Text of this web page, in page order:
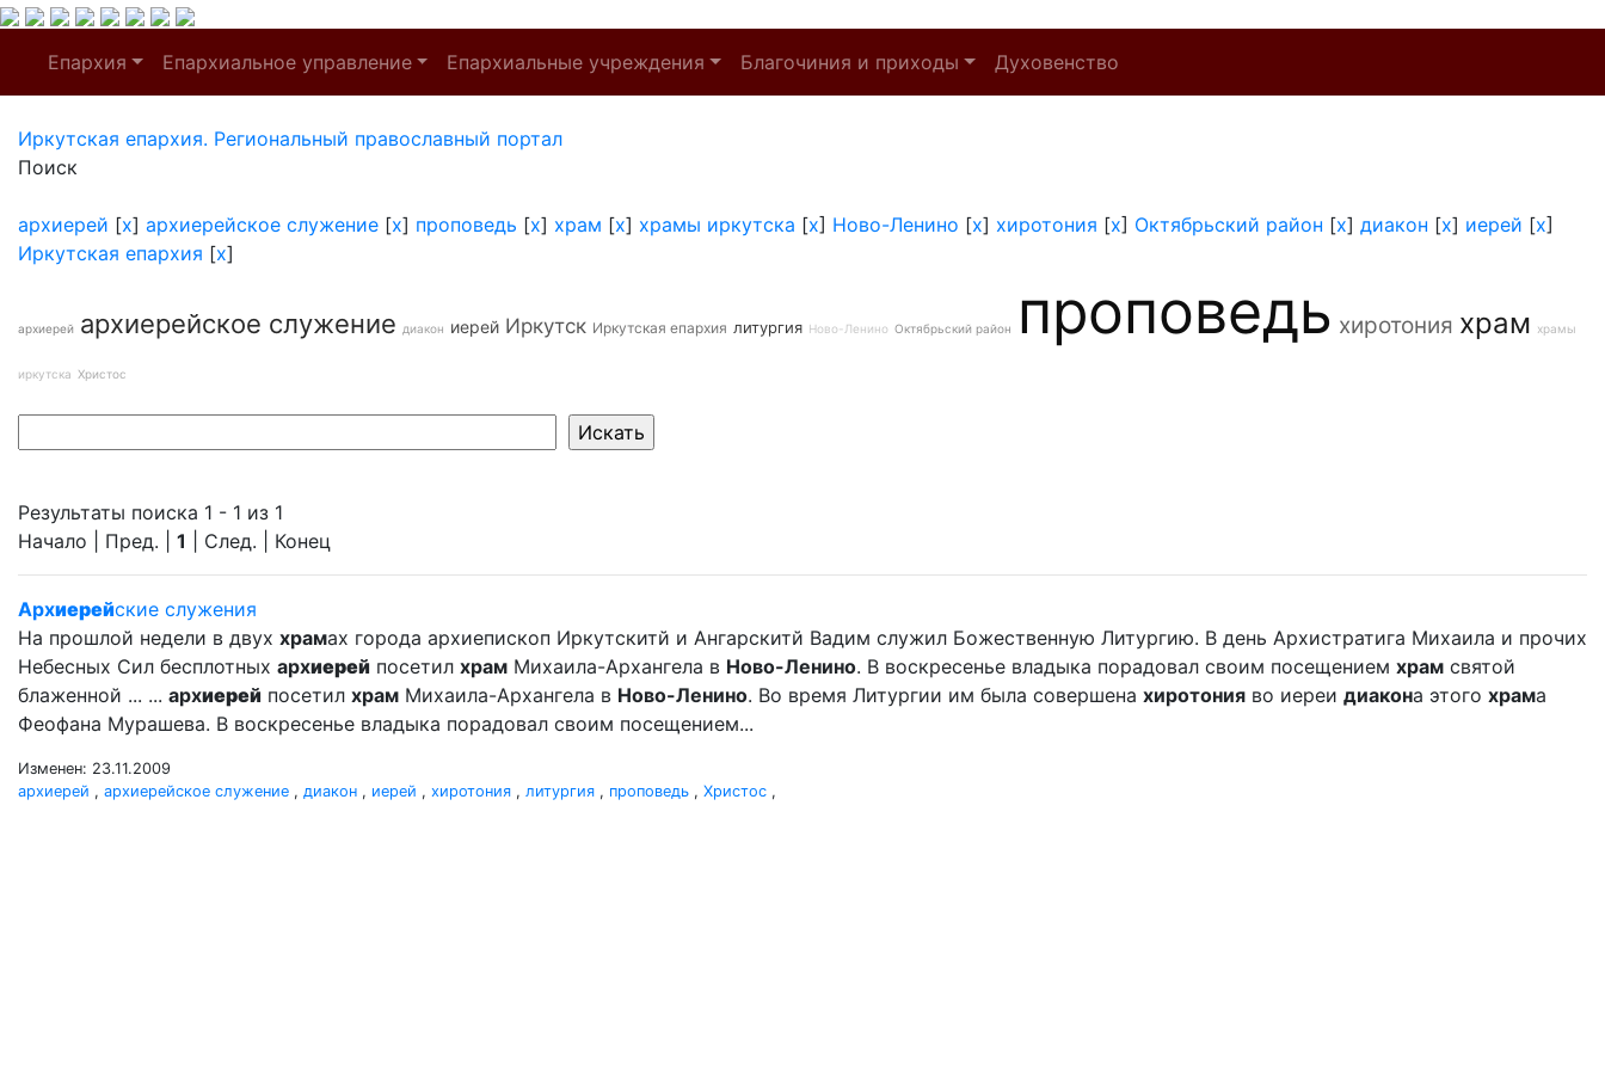
Епархия Епархиальное управление Епархиальные учреждения Благочиния и приходы Духовенство
Иркутская епархия. Региональный православный портал
Поиск
архиерей [x] архиерейское служение [x] проповедь [x] храм [x] храмы иркутска [x] Ново-Ленино [x] хиротония [x] Октябрьский район [x] диакон [x] иерей [x]
Иркутская епархия [x]
архиерей архиерейское служение диакон иерей Иркутск Иркутская епархия литургия Ново-Ленино Октябрьский район проповедь хиротония храм храмы
иркутска Христос
Результаты поиска 1 - 1 из 1
Начало | Пред. | 1 | След. | Конец
Архиерейские служения
На прошлой недели в двух храмах города архиепископ Иркутскитй и Ангарскитй Вадим служил Божественную Литургию. В день Архистратига Михаила и прочих
Небесных Сил бесплотных архиерей посетил храм Михаила-Архангела в Ново-Ленино. В воскресенье владыка порадовал своим посещением храм святой
блаженной ... ... архиерей посетил храм Михаила-Архангела в Ново-Ленино. Во время Литургии им была совершена хиротония во иереи диакона этого храма
Феофана Мурашева. В воскресенье владыка порадовал своим посещением...
Изменен: 23.11.2009
архиерей , архиерейское служение , диакон , иерей , хиротония , литургия , проповедь , Христос ,